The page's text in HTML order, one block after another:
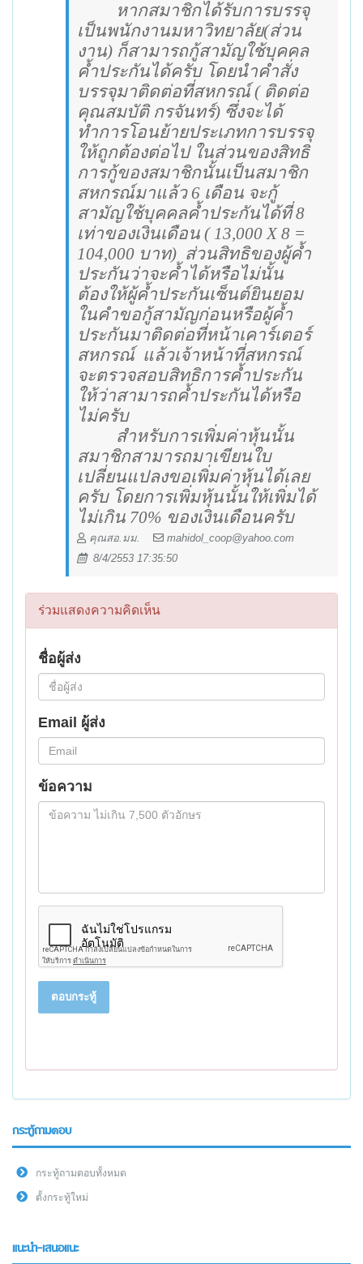
หากสมาชิกได้รับการบรรจุ
เป็นพนักงานมหาวิทยาลัย(ส่วน
งาน) ก็สามารถกู้สามัญใช้บุคคล
ค้ำประกันได้ครับ โดยนำคำสั่ง
บรรจุมาติดต่อที่สหกรณ์ ( ติดต่อ
คุณสมบัติ กรจันทร์) ซึ่งจะได้
ทำการโอนย้ายประเภทการบรรจุ
ให้ถูกต้องต่อไป ในส่วนของสิทธิ
การกู้ของสมาชิกนั้นเป็นสมาชิก
สหกรณ์มาแล้ว 6 เดือน จะกู้
สามัญใช้บุคคลค้ำประกันได้ที่ 8
เท่าของเงินเดือน ( 13,000X8 =
104,000 บาท) ส่วนสิทธิของผู้ค้ำ
ประกันว่าจะค้ำได้หรือไม่นั้น
ต้องให้ผู้ค้ำประกันเซ็นต์ยินยอม
ในคำขอกู้สามัญก่อนหรือผู้ค้ำ
ประกันมาติดต่อที่หน้าเคาร์เตอร์
สหกรณ์ แล้วเจ้าหน้าที่สหกรณ์
จะตรวจสอบสิทธิการค้ำประกัน
ให้ว่าสามารถค้ำประกันได้หรือ
ไม่ครับ
สำหรับการเพิ่มค่าหุ้นนั้น
สมาชิกสามารถมาเขียนใบ
เปลี่ยนแปลงขอเพิ่มค่าหุ้นได้เลย
ครับ โดยการเพิ่มหุ้นนั้นให้เพิ่มได้
ไม่เกิน 70% ของเงินเดือนครับ
คุณสอ.มม.
mahidol_coop@yahoo.com
8/4/2553 17:35:50
ร่วมแสดงความคิดเห็น
ชื่อผู้ส่ง
Email ผู้ส่ง
ข้อความ
ตอบกระทู้
กระทู้ถามตอบ
กระทู้ถามตอบทั้งหมด
ตั้งกระทู้ใหม่
แนะนำ-เสนอแนะ